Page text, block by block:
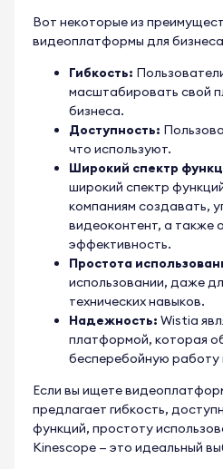
Вот некоторые из
видеоплатформы для
Гибкость:
масштабировать свой
бизнеса.
Доступность:
что используют.
Широкий спектр
широкий спектр
компаниям создавать,
видеоконтент, а также
эффективность.
Простота
использовании, даже
технических навыков.
Надежность: Wistia
платформой, которая
бесперебойную работу
Если вы ищете
предлагает гибкость,
функций, простоту
Kinescope — это идеальный